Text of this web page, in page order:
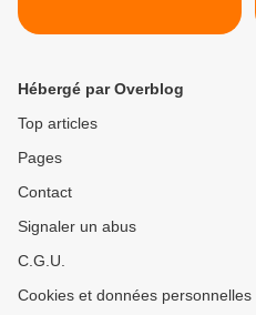
Hébergé par Overblog
Top articles
Pages
Contact
Signaler un abus
C.G.U.
Cookies et données personnelles